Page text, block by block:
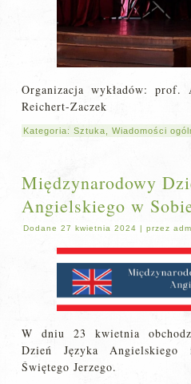
Organizacja wykładów:
Reichert-Zaczek
Kategoria:Sztuka ,Wiadomości
Międzynarodowy
Angielskiego w
Dodane 27 kwietnia 2024 |przez
W dniu 23 kwietnia
Dzień Języka
Świętego Jerzego.